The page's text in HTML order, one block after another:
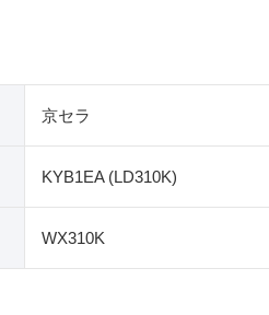
京セラ
KYB1EA (LD310K)
WX310K